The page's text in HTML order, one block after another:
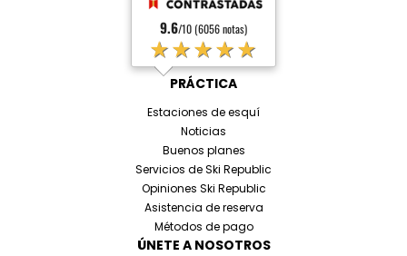
9.6/10 (6056 notas)
★★★★★
PRÁCTICA
Estaciones de esquí
Noticias
Buenos planes
Servicios de Ski Republic
Opiniones Ski Republic
Asistencia de reserva
Métodos de pago
ÚNETE A NOSOTROS